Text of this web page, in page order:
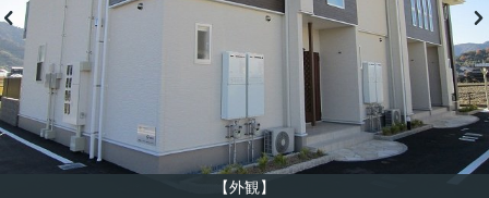
【外観】